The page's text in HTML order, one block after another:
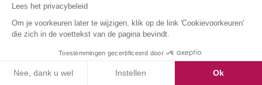
Lees het privacybeleid
Om je voorkeuren later te wijzigen, klik op de link 'Cookievoorkeuren'
die zich in de voettekst van de pagina bevindt.
Toestemmingen gecertificeerd door
Nee, dank u wel Instellen Ok